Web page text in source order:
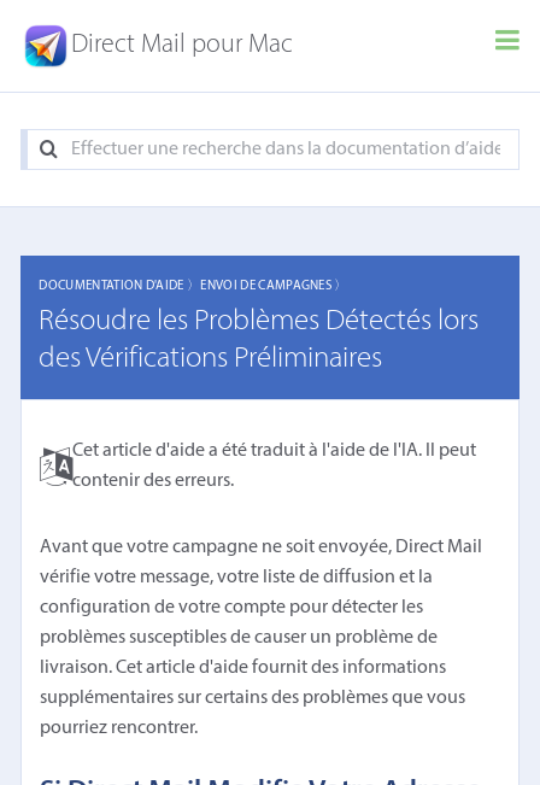
Direct Mail pour Mac
DOCUMENTATION D'AIDE 〉 ENVOI DE CAMPAGNES 〉
Résoudre les Problèmes Détectés lors
des Vérifications Préliminaires
Cet article d'aide a été traduit à l'aide de l'IA. Il peut
contenir des erreurs.
Avant que votre campagne ne soit envoyée, Direct Mail
vérifie votre message, votre liste de diffusion et la
configuration de votre compte pour détecter les
problèmes susceptibles de causer un problème de
livraison. Cet article d'aide fournit des informations
supplémentaires sur certains des problèmes que vous
pourriez rencontrer.